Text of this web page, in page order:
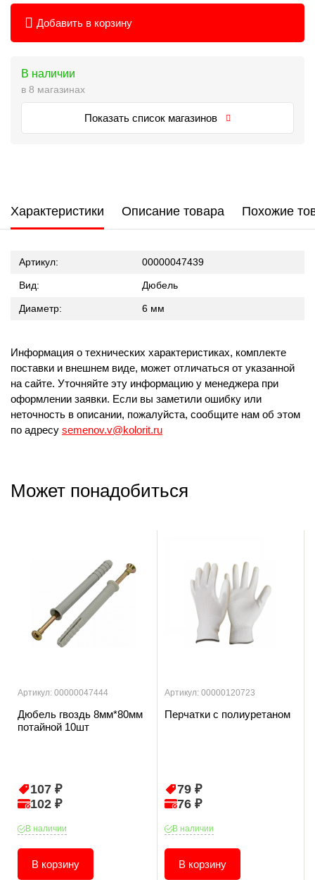
Добавить в корзину
В наличии
в 8 магазинах
Показать список магазинов
Характеристики Описание товара Похожие
Артикул: 00000047439
Вид: Дюбель
Диаметр: 6 мм
Информация о технических характеристиках, комплекте
поставки и внешнем виде, может отличаться от указанной
на сайте. Уточняйте эту информацию у менеджера при
оформлении заявки. Если вы заметили ошибку или
неточность в описании, пожалуйста, сообщите нам об этом
по адресу semenov.v@kolorit.ru
Может понадобиться
Артикул: 00000047444
Дюбель гвоздь 8мм*80мм
потайной 10шт
107 ₽
102 ₽
В наличии
В корзину
Артикул: 00000120723
Перчатки с полиуретаном
79 ₽
76 ₽
В наличии
В корзину